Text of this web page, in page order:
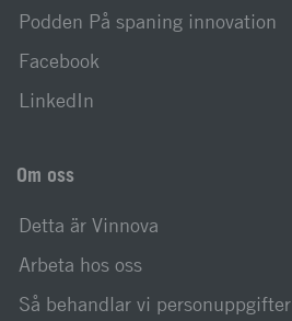
Podden På spaning innovation
Facebook
LinkedIn
Om oss
Detta är Vinnova
Arbeta hos oss
Så behandlar vi personuppgifter